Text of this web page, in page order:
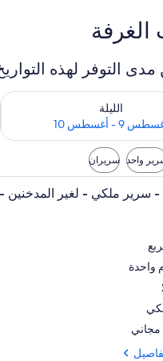
الغرفة
التوفر لهذه
الليلة
9 - أغسطس 10
لليلة للفترة أغسطس 9 - أغسطس
واحد سريران
ملاءات
- سرير ملكي - لغير
واحدة
مجاني